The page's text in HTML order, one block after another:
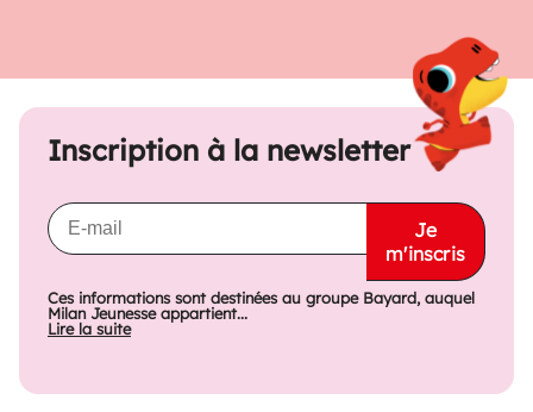
Inscription à la newsletter
Je
m'inscris
Ces informations sont destinées au groupe Bayard, auquel
Milan Jeunesse appartient...
Lire la suite